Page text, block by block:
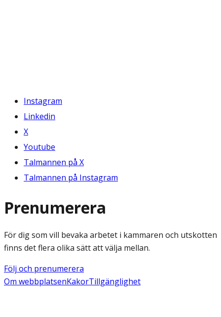
Instagram
Linkedin
X
Youtube
Talmannen på X
Talmannen på Instagram
Prenumerera
För dig som vill bevaka arbetet i kammaren och utskotten
finns det flera olika sätt att välja mellan.
Följ och prenumerera
Om webbplatsenKakorTillgänglighet